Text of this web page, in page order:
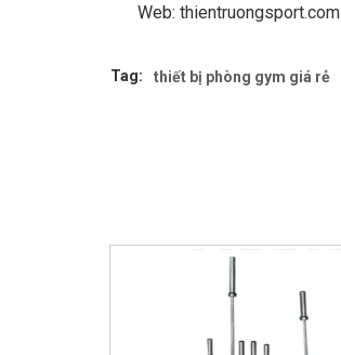
Web: thientruongsport.com
Tag: thiết bị phòng gym giá rẻ